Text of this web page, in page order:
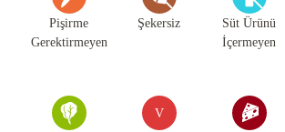
Pişirme
Gerektirmeyen
Şekersiz
Süt Ürünü
İçermeyen
V